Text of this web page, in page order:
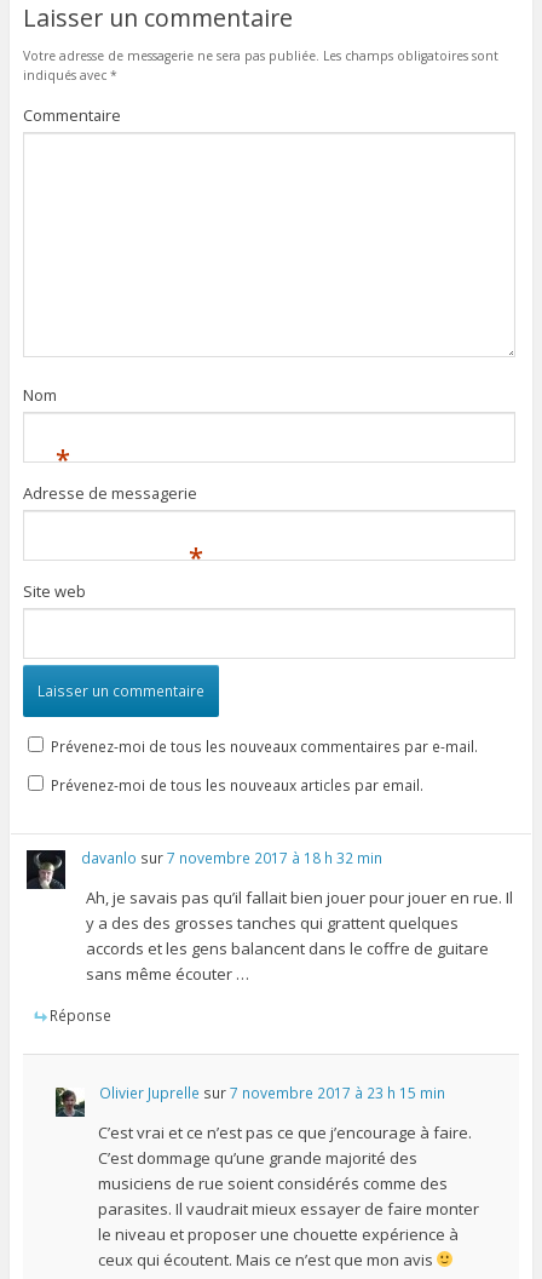
Laisser un commentaire
Votre adresse de messagerie ne sera pas publiée. Les champs obligatoires sont
indiqués avec *
Commentaire
Nom
*
Adresse de messagerie
*
Site web
Prévenez-moi de tous les nouveaux commentaires par e-mail.
Prévenez-moi de tous les nouveaux articles par email.
davanlo sur7 novembre 2017 à 18 h 32 min
Ah, je savais pas qu’il fallait bien jouer pour jouer en rue. Il
y a des des grosses tanches qui grattent quelques
accords et les gens balancent dans le coffre de guitare
sans même écouter …
Réponse
Olivier Juprelle sur7 novembre 2017 à 23 h 15 min
C’est vrai et ce n’est pas ce que j’encourage à faire.
C’est dommage qu’une grande majorité des
musiciens de rue soient considérés comme des
parasites. Il vaudrait mieux essayer de faire monter
le niveau et proposer une chouette expérience à
ceux qui écoutent. Mais ce n’est que mon avis